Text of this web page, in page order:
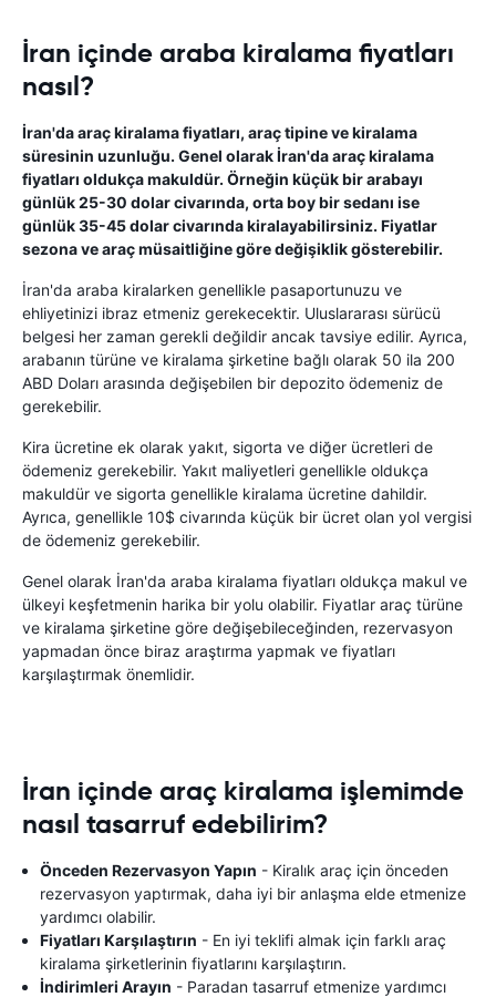
İran içinde araba kiralama fiyatları
nasıl?
İran'da araç kiralama fiyatları, araç tipine ve kiralama
süresinin uzunluğu. Genel olarak İran'da araç kiralama
fiyatları oldukça makuldür. Örneğin küçük bir arabayı
günlük 25-30 dolar civarında, orta boy bir sedanı ise
günlük 35-45 dolar civarında kiralayabilirsiniz. Fiyatlar
sezona ve araç müsaitliğine göre değişiklik gösterebilir.
İran'da araba kiralarken genellikle pasaportunuzu ve
ehliyetinizi ibraz etmeniz gerekecektir. Uluslararası sürücü
belgesi her zaman gerekli değildir ancak tavsiye edilir. Ayrıca,
arabanın türüne ve kiralama şirketine bağlı olarak 50 ila 200
ABD Doları arasında değişebilen bir depozito ödemeniz de
gerekebilir.
Kira ücretine ek olarak yakıt, sigorta ve diğer ücretleri de
ödemeniz gerekebilir. Yakıt maliyetleri genellikle oldukça
makuldür ve sigorta genellikle kiralama ücretine dahildir.
Ayrıca, genellikle 10$ civarında küçük bir ücret olan yol vergisi
de ödemeniz gerekebilir.
Genel olarak İran'da araba kiralama fiyatları oldukça makul ve
ülkeyi keşfetmenin harika bir yolu olabilir. Fiyatlar araç türüne
ve kiralama şirketine göre değişebileceğinden, rezervasyon
yapmadan önce biraz araştırma yapmak ve fiyatları
karşılaştırmak önemlidir.
İran içinde araç kiralama işlemimde
nasıl tasarruf edebilirim?
Önceden Rezervasyon Yapın - Kiralık araç için önceden
rezervasyon yaptırmak, daha iyi bir anlaşma elde etmenize
yardımcı olabilir.
Fiyatları Karşılaştırın - En iyi teklifi almak için farklı araç
kiralama şirketlerinin fiyatlarını karşılaştırın.
İndirimleri Arayın - Paradan tasarruf etmenize yardımcı